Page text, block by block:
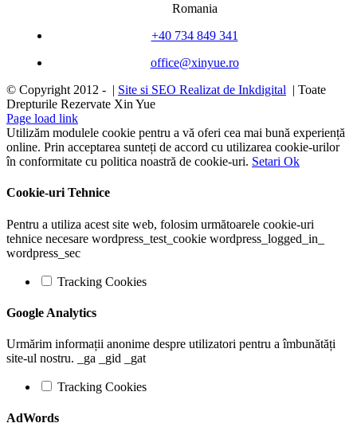
Romania
+40 734 849 341
office@xinyue.ro
© Copyright 2012 - | Site si SEO Realizat de Inkdigital | Toate
Drepturile Rezervate Xin Yue
Page load link
Utilizăm modulele cookie pentru a vă oferi cea mai bună experiență
online. Prin acceptarea sunteți de accord cu utilizarea cookie-urilor
în conformitate cu politica noastră de cookie-uri. Setari Ok
Cookie-uri Tehnice
Pentru a utiliza acest site web, folosim următoarele cookie-uri
tehnice necesare wordpress_test_cookie wordpress_logged_in_
wordpress_sec
Tracking Cookies
Google Analytics
Urmărim informații anonime despre utilizatori pentru a îmbunătăți
site-ul nostru. _ga _gid _gat
Tracking Cookies
AdWords